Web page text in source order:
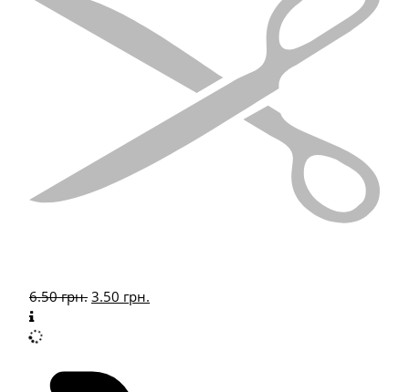
6.50грн. 3.50 грн.